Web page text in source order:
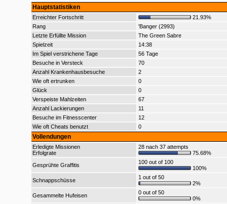
Hauptstatistiken
Erreichter Fortschritt
21.93%
Rang
'Banger (2993)
Letzte Erfüllte Mission
The Green Sabre
Spielzeit
14:38
Im Spiel verstrichene Tage
56 Tage
Besuche in Versteck
70
Anzahl Krankenhausbesuche
2
Wie oft ertrunken
0
Glück
0
Verspeiste Mahlzeiten
67
Anzahl Lackierungen
11
Besuche im Fitnesscenter
12
Wie oft Cheats benutzt
0
Vollendungen
Erledigte Missionen
Erfolgrate
28 nach 37 attempts
75.68%
Gesprühte Graffitis
100 out of 100
100%
Schnappschüsse
1 out of 50
2%
Gesammelte Hufeisen
0 out of 50
0%